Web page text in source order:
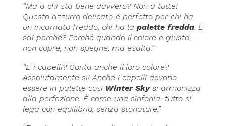
“Ma a chi sta bene davvero? Non a tutte!
Questo azzurro delicato è perfetto per chi ha
un incarnato freddo, chi ha la palette fredda. E
sai perché? Perché quando il colore è giusto,
non copre, non spegne, ma esalta.”
“E i capelli? Conta anche il loro colore?
Assolutamente sì! Anche i capelli devono
essere in palette cosi Winter Skysi armonizza
alla perfezione. È come una sinfonia: tutto si
lega con equilibrio, senza stonature.”